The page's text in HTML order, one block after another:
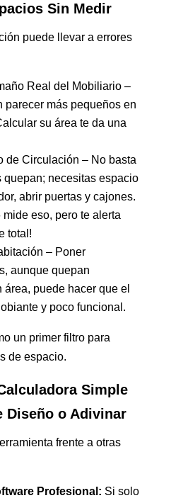
Sin Medir
puede llevar a errores
Real del Mobiliario –
parecer más pequeños en
su área te da una
de Circulación – No basta
quepan; necesitas espacio
abrir puertas y cajones.
mide eso, pero te alerta
total!
– Poner
aunque quepan
área, puede hacer que el
y poco funcional.
un primer filtro para
de espacio.
Simple
Diseño o Adivinar
frente a otras
Profesional: Si solo